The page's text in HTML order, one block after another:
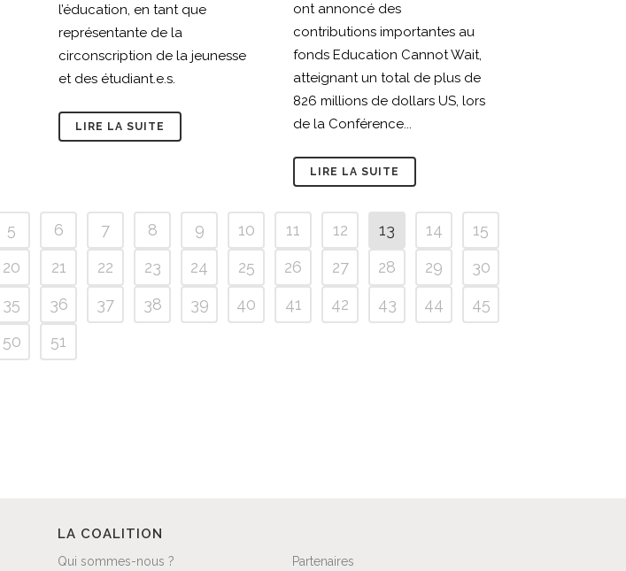
l’éducation, en tant que
représentante de la
circonscription de la jeunesse
et des étudiant.e.s.
LIRE LA SUITE
ont annoncé des
contributions importantes au
fonds Education Cannot Wait,
atteignant un total de plus de
826 millions de dollars US, lors
de la Conférence...
LIRE LA SUITE
5 6 7 8 9 10 11 12 13 14
15
20 21 22 23 24 25 26 27 28 29
30
35 36 37 38 39 40 41 42 43 44
45
50 51
LA COALITION
Qui sommes-nous ? Partenaires